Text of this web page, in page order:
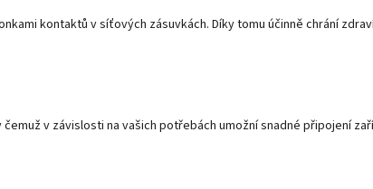
kontaktů v síťových zásuvkách. Díky tomu účinně chrání
v závislosti na vašich potřebách umožní snadné připojení